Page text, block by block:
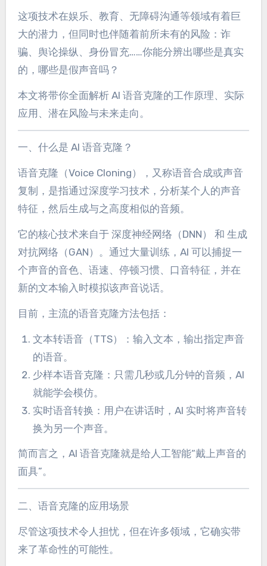
这项技术在娱乐、教育、无障碍沟通等领域有着巨
大的潜力，但同时也伴随着前所未有的风险：诈
骗、舆论操纵、身份冒充……你能分辨出哪些是真实
的，哪些是假声音吗？
本文将带你全面解析 AI 语音克隆的工作原理、实际
应用、潜在风险与未来走向。
一、什么是 AI 语音克隆？
语音克隆（Voice Cloning），又称语音合成或声音
复制，是指通过深度学习技术，分析某个人的声音
特征，然后生成与之高度相似的音频。
它的核心技术来自于 深度神经网络（DNN） 和 生成
对抗网络（GAN）。通过大量训练，AI 可以捕捉一
个声音的音色、语速、停顿习惯、口音特征，并在
新的文本输入时模拟该声音说话。
目前，主流的语音克隆方法包括：
文本转语音（TTS）：输入文本，输出指定声音
的语音。
少样本语音克隆：只需几秒或几分钟的音频，AI
就能学会模仿。
实时语音转换：用户在讲话时，AI 实时将声音转
换为另一个声音。
简而言之，AI 语音克隆就是给人工智能“戴上声音的
面具”。
二、语音克隆的应用场景
尽管这项技术令人担忧，但在许多领域，它确实带
来了革命性的可能性。